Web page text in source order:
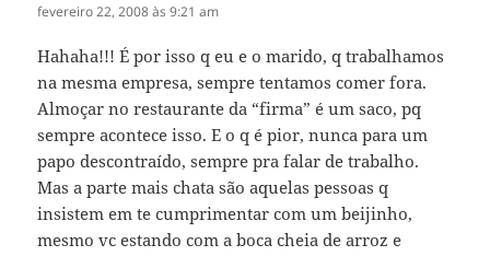
fevereiro 22, 2008 às 9:21 am
Hahaha!!! É por isso q eu e o marido, q trabalhamos
na mesma empresa, sempre tentamos comer fora.
Almoçar no restaurante da “firma” é um saco, pq
sempre acontece isso. E o q é pior, nunca para um
papo descontraído, sempre pra falar de trabalho.
Mas a parte mais chata são aquelas pessoas q
insistem em te cumprimentar com um beijinho,
mesmo vc estando com a boca cheia de arroz e